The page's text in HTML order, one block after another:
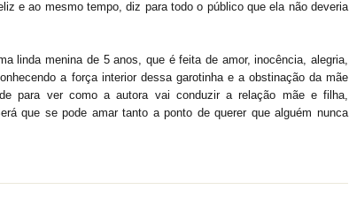
e ao mesmo tempo, diz para todo o público que ela não deveria
linda menina de 5 anos, que é feita de amor, inocência, alegria,
a força interior dessa garotinha e a obstinação da mãe
para ver como a autora vai conduzir a relação mãe e filha,
que se pode amar tanto a ponto de querer que alguém nunca